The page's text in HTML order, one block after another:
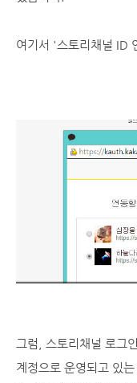
여기서 '스토리채널 ID
그럼, 스토리채널 로그
계정으로 운영되고 있